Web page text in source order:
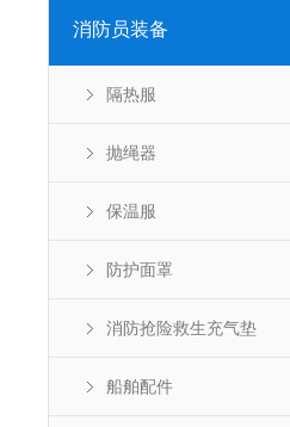
消防员装备
隔热服
抛绳器
保温服
防护面罩
消防抢险救生充气垫
船舶配件